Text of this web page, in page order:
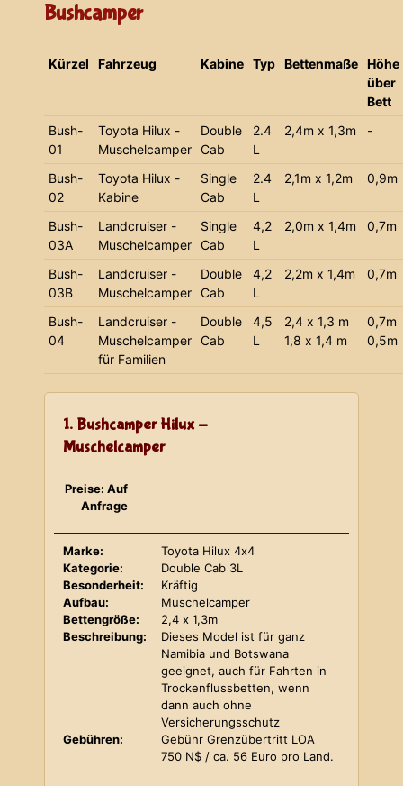
Bushcamper
Kürzel Fahrzeug Kabine Typ Bettenmaße Höhe
über
Bett
Bush-
01
Toyota Hilux -
Muschelcamper
Double
Cab
2.4
L
2,4m x 1,3m -
Bush-
02
Toyota Hilux -
Kabine
Single
Cab
2.4
L
2,1m x 1,2m 0,9m
Bush-
03A
Landcruiser -
Muschelcamper
Single
Cab
4,2
L
2,0m x 1,4m 0,7m
Bush-
03B
Landcruiser -
Muschelcamper
Double
Cab
4,2
L
2,2m x 1,4m 0,7m
Bush-
04
Landcruiser -
Muschelcamper
für Familien
Double
Cab
4,5
L
2,4 x 1,3 m
1,8 x 1,4 m
0,7m
0,5m
1. Bushcamper Hilux -
Muschelcamper
Preise: Auf
Anfrage
Marke:
Toyota Hilux 4x4
Kategorie:
Double Cab 3L
Besonderheit:
Kräftig
Aufbau:
Muschelcamper
Bettengröße:
2,4 x 1,3m
Beschreibung:
Dieses Model ist für ganz
Namibia und Botswana
geeignet, auch für Fahrten in
Trockenflussbetten, wenn
dann auch ohne
Versicherungsschutz
Gebühren:
Gebühr Grenzübertritt LOA
750 N$ / ca. 56 Euro pro Land.